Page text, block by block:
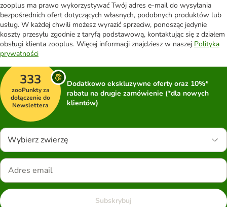
zooplus ma prawo wykorzystywać Twój adres e-mail do wysyłania
bezpośrednich ofert dotyczących własnych, podobnych produktów lub
usług. W każdej chwili możesz wyrazić sprzeciw, ponosząc jedynie
koszty przesyłu zgodnie z taryfą podstawową, kontaktując się z działem
obsługi klienta zooplus. Więcej informacji znajdziesz w naszej Polityka
prywatności
333
zooPunkty za
dołączenie do
Newslettera
Dodatkowo ekskluzywne oferty oraz 10%*
rabatu na drugie zamówienie (*dla nowych
klientów)
Wybierz zwierzę
Subskrybuj